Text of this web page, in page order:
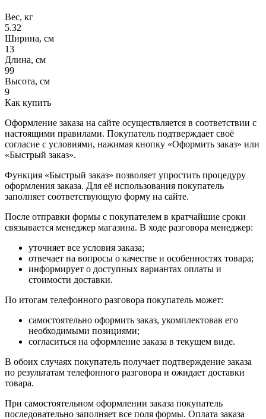
Вес, кг
5.32
Ширина, см
13
Длина, см
99
Высота, см
9
Как купить
Оформление заказа на сайте осуществляется в соответствии с
настоящими правилами. Покупатель подтверждает своё
согласие с условиями, нажимая кнопку «Оформить заказ» или
«Быстрый заказ».
Функция «Быстрый заказ» позволяет упростить процедуру
оформления заказа. Для её использования покупатель
заполняет соответствующую форму на сайте.
После отправки формы с покупателем в кратчайшие сроки
связывается менеджер магазина. В ходе разговора менеджер:
уточняет все условия заказа;
отвечает на вопросы о качестве и особенностях товара;
информирует о доступных вариантах оплаты и
стоимости доставки.
По итогам телефонного разговора покупатель может:
самостоятельно оформить заказ, укомплектовав его
необходимыми позициями;
согласиться на оформление заказа в текущем виде.
В обоих случаях покупатель получает подтверждение заказа
по результатам телефонного разговора и ожидает доставки
товара.
При самостоятельном оформлении заказа покупатель
последовательно заполняет все поля формы. Оплата заказа